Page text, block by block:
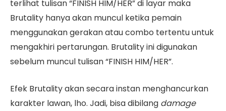
terlihat tulisan “FINISH HIM/HER” di layar maka
Brutality hanya akan muncul ketika pemain
menggunakan gerakan atau combo tertentu untuk
mengakhiri pertarungan. Brutality ini digunakan
sebelum muncul tulisan “FINISH HIM/HER”.
Efek Brutality akan secara instan menghancurkan
karakter lawan, lho. Jadi, bisa dibilang damage